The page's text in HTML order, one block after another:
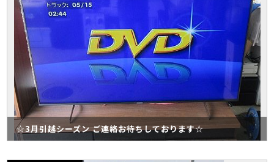
☆3月引越シーズン ご連絡お待ちしております☆